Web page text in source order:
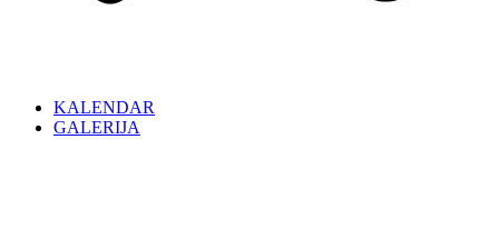
KALENDAR
GALERIJA